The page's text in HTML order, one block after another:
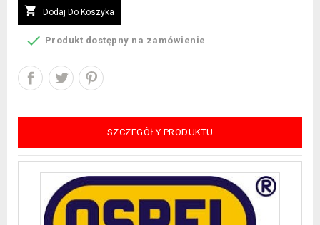
 Dodaj Do Koszyka
 Produkt dostępny na zamówienie
SZCZEGÓŁY PRODUKTU